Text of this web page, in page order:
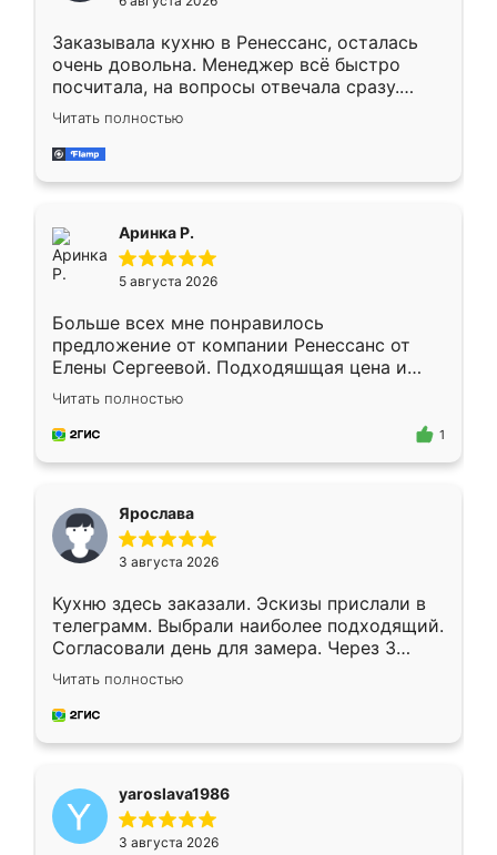
мебели буду заказывать только здесь.
Заказывала кухню в Ренессанс, осталась
очень довольна. Менеджер всё быстро
посчитала, на вопросы отвечала сразу.
Замерщик приехал в субботу, подошёл к
делу со всей ответственностью. Собрали
за день, ребята работали аккуратно, даже
Читать полностью
Аринка Р.
5 августа 2026
Больше всех мне понравилось
предложение от компании Ренессанс от
Елены Сергеевой. Подходяшщая цена и
короткие сроки изготовления. Приехавший
для замера сотрудник Владислав
предложил по моему эскизу самый
Читать полностью
1
Ярослава
3 августа 2026
Кухню здесь заказали. Эскизы прислали в
телеграмм. Выбрали наиболее подходящий.
Согласовали день для замера. Через 3
недели кухня была уже готова. Остались
довольны работой. Спасибо Ренессанс
мебель за качественную работу!
Читать полностью
yaroslava1986
3 августа 2026